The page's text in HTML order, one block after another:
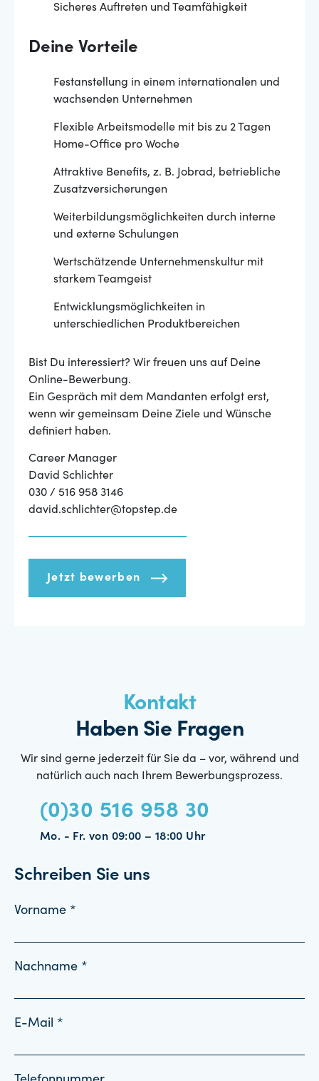
Sicheres Auftreten und Teamfähigkeit
Deine Vorteile
Festanstellung in einem internationalen und
wachsenden Unternehmen
Flexible Arbeitsmodelle mit bis zu 2 Tagen
Home-Office pro Woche
Attraktive Benefits, z. B. Jobrad, betriebliche
Zusatzversicherungen
Weiterbildungsmöglichkeiten durch interne
und externe Schulungen
Wertschätzende Unternehmenskultur mit
starkem Teamgeist
Entwicklungsmöglichkeiten in
unterschiedlichen Produktbereichen
Bist Du interessiert? Wir freuen uns auf Deine
Online-Bewerbung.
Ein Gespräch mit dem Mandanten erfolgt erst,
wenn wir gemeinsam Deine Ziele und Wünsche
definiert haben.
Career Manager
David Schlichter
030 / 516 958 3146
david.schlichter@topstep.de
Jetzt bewerben
Kontakt
Haben Sie Fragen
Wir sind gerne jederzeit für Sie da – vor, während und
natürlich auch nach Ihrem Bewerbungsprozess.
(0)30 516 958 30
Mo. - Fr. von 09:00 – 18:00 Uhr
Schreiben Sie uns
Vorname *
Nachname *
E-Mail *